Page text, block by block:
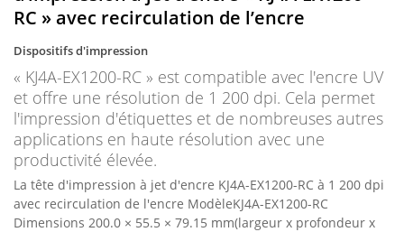
RC » avec recirculation de l’encre
Dispositifs d'impression
« KJ4A-EX1200-RC » est compatible avec l'encre UV
et offre une résolution de 1 200 dpi. Cela permet
l'impression d'étiquettes et de nombreuses autres
applications en haute résolution avec une
productivité élevée.
La tête d'impression à jet d'encre KJ4A-EX1200-RC à 1 200 dpi
avec recirculation de l'encre ModèleKJ4A-EX1200-RC
Dimensions 200.0 × 55.5 × 79.15 mm(largeur x profondeur x